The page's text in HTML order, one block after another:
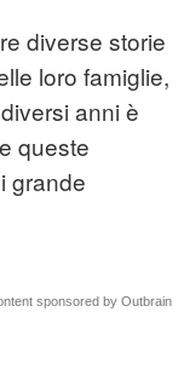
diverse storie
loro famiglie,
anni è
queste
grande
sponsored by Outbrain